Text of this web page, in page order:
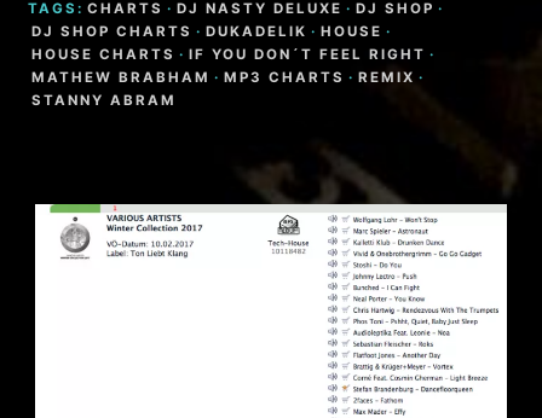
TAGS: CHARTS · DJ NASTY DELUXE · DJ SHOP ·
DJ SHOP CHARTS · DUKADELIK · HOUSE ·
HOUSE CHARTS · IF YOU DON´T FEEL RIGHT ·
MATHEW BRABHAM · MP3 CHARTS · REMIX ·
STANNY ABRAM